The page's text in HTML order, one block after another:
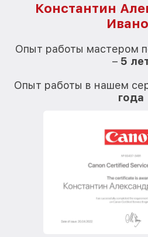
Константин
Опыт работы мастером
– 5
Опыт работы в нашем
года